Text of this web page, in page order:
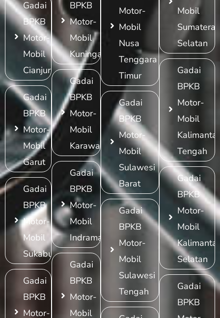
Gadai
BPKB
Motor-
Mobil
Cianjur
Gadai
BPKB
Motor-
Mobil
Garut
Gadai
BPKB
Motor-
Mobil
Sukabumi
Gadai
BPKB
Motor-
BPKB
Motor-
Mobil
Kuningan
Gadai
BPKB
Motor-
Mobil
Karawang
Gadai
BPKB
Motor-
Mobil
Indramayu
Gadai
BPKB
Motor-
Mobil
Motor-
Mobil
Nusa
Tenggara
Timur
Gadai
BPKB
Motor-
Mobil
Sulawesi
Barat
Gadai
BPKB
Motor-
Mobil
Sulawesi
Tengah
Mobil
Sumatera
Selatan
Gadai
BPKB
Motor-
Mobil
Tengah
Gadai
BPKB
Motor-
Mobil
Selatan
Gadai
BPKB